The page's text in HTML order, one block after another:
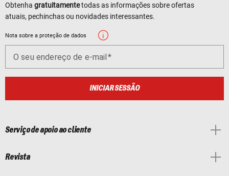
Obtenha gratuitamentetodas as informações sobre ofertas
atuais, pechinchas ou novidades interessantes.
Nota sobre a proteção de dados
O seu endereço de e-mail
INICIAR SESSÃO
Serviço de apoio ao cliente
Revista